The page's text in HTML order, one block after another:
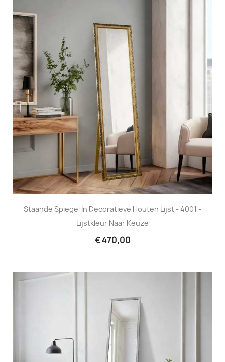
Staande Spiegel In Decoratieve Houten Lijst - 4001 -
Lijstkleur Naar Keuze
€ 470,00